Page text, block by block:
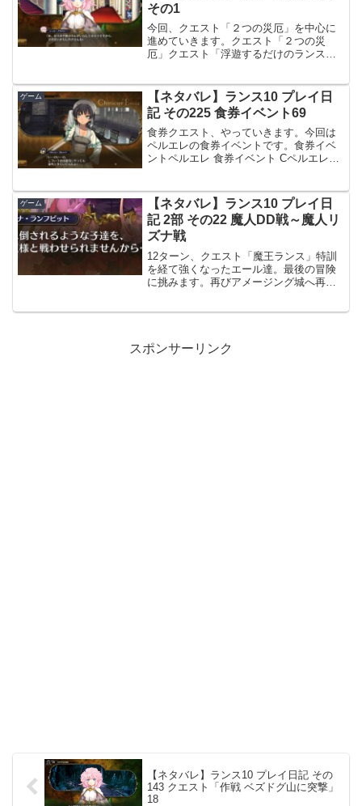
その1
今回、クエスト「２つの災厄」を中心に
進めていきます。クエスト「２つの災
厄」クエスト「浮遊するだけのランス
の端に立って、遠くを見渡しているのを
見てシィルがランスに声をかけ...
ゲーム
【ネタバレ】ランス10 プレイ日
記 その225 食券イベント69
食券クエスト、やっていきます。今回は
ペルエレの食券イベントです。食券イベ
ントペルエレ 食券イベント Cペルエレの
の秘書。彼女の秘書としての仕事は膨大
である。まず、朝、...
ゲーム
【ネタバレ】ランス10 プレイ日
記 2部 その22 魔人DD戦～魔人リ
ズナ戦
12ターン、クエスト「魔王ランス」特訓
を経て強くなったエール達。最後の冒険
に挑みます。再びアメージング城へ再び
スポンサーリンク
【ネタバレ】ランス10 プレイ日記 その
143 クエスト「作戦 ベズドグ山に突撃」
18